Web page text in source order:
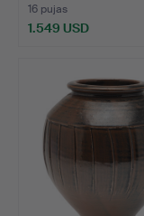
16 pujas
1.549 USD